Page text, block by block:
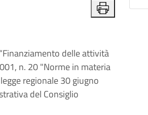
delle attività
n. 20 "Norme in materia
regionale 30 giugno
del Consiglio